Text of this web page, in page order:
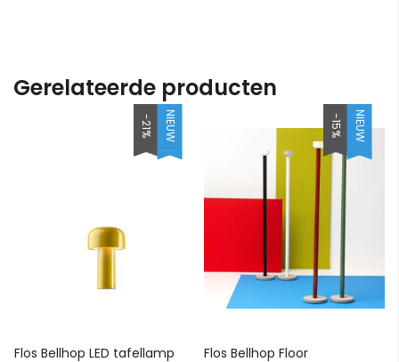
Gerelateerde producten
-21% NIEUW
Flos Bellhop LED tafellamp
-15% NIEUW
Flos Bellhop Floor